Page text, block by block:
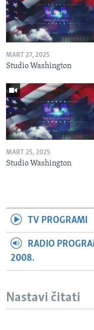
MART 27, 2025
Studio Washington
MART 25, 2025
Studio Washington
TV PROGRAMI
RADIO
2008.
Nastavi čitati